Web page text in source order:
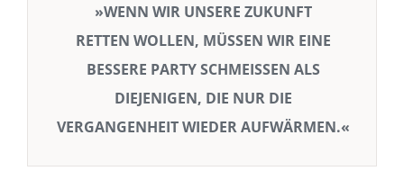
»WENN WIR UNSERE ZUKUNFT
RETTEN WOLLEN, MÜSSEN WIR EINE
BESSERE PARTY SCHMEISSEN ALS
DIEJENIGEN, DIE NUR DIE
VERGANGENHEIT WIEDER AUFWÄRMEN.«